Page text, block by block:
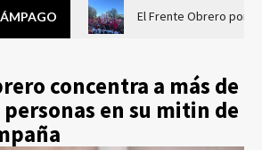
El Frente Obrero pone
concentra a más de
en su mitin de